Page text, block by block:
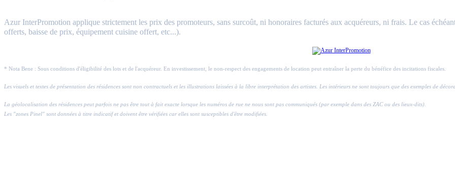
Azur InterPromotion applique strictement les prix des promoteurs, sans surcoût, ni honoraires facturés aux acquéreurs, ni frais. Le cas
offerts, baisse de prix, équipement cuisine offert, etc...).
* Nota Bene : Sous conditions d'éligibilité des lots et de l'acquéreur. En investissement, le non-respect des engagements de location peut entraîner la perte du bénéfice des incitations fiscales.
Les visuels et textes de présentation des résidences sont non contractuels et les illustrations laissées à la libre interprétation des artistes. Les intérieurs ne sont toujours que des exemples de
La géolocalisation des résidences peut parfois ne pas être tout à fait exacte lorsque les numéros de rue ne nous sont pas communiqués (par exemple dans des ZAC ou des lieux-dits).
Les "zones Pinel" sont données à titre indicatif et doivent être vérifiées car elles sont susceptibles d'être modifiées.